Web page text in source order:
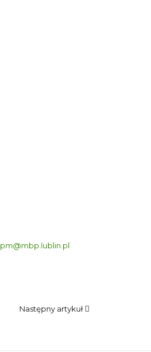
pm@mbp.lublin.pl
Następny artykuł